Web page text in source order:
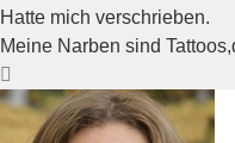
Hatte mich verschrieben.
Meine Narben sind
oben